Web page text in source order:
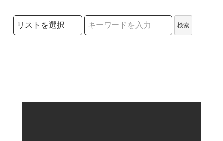
検索リストの選択
検索